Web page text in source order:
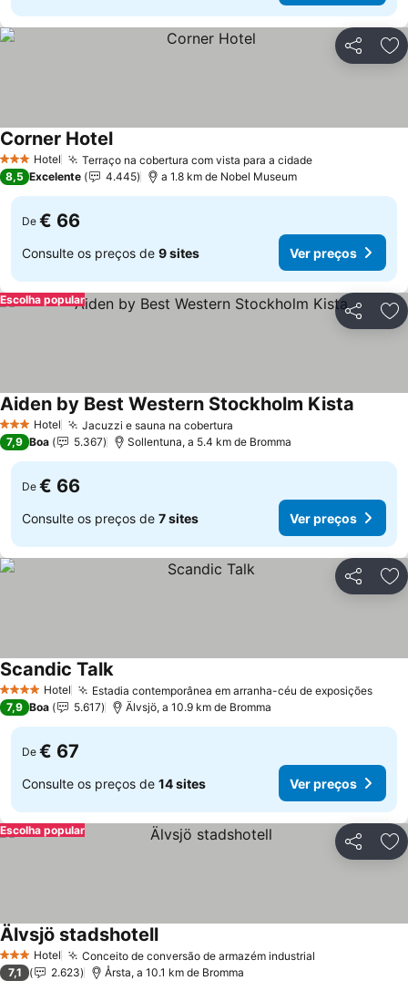
Partilhar
3 EstrelasHotel Terraço na cobertura com vista para a cidadeVer preços
Corner HotelVer preços
8,5 Excelente 4.445 a 1.8 km de Nobel Museum
De € 66
Consulte os preços de 9 sites Ver preços
Partilhar
Escolha popular
3 EstrelasHotel Jacuzzi e sauna na cobertura
Aiden by Best Western Stockholm Kista
7,9 Boa 5.367 Sollentuna, a 5.4 km de Bromma
De € 66
Consulte os preços de 7 sites Ver preços
Partilhar
4 EstrelasHotel Estadia contemporânea em arranha-céu de exposiçõesVer
Scandic TalkVer preços
7,9 Boa 5.617 Älvsjö, a 10.9 km de Bromma
De € 67
Consulte os preços de 14 sites Ver preços
Partilhar
Escolha popular
3 EstrelasHotel Conceito de conversão de armazém industrial
Älvsjö stadshotellVer preços
7,1 2.623 Årsta, a 10.1 km de Bromma